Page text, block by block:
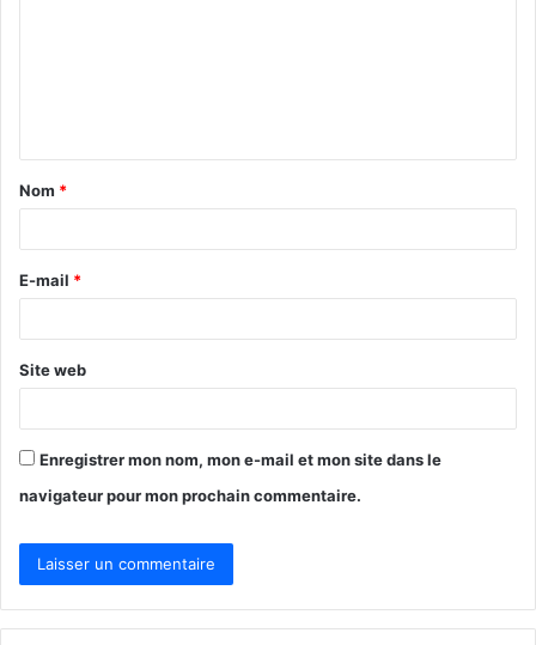
t
a
e
*
Nom *
E-mail *
Site web
Enregistrer mon nom, mon e-mail et mon site dans le
navigateur pour mon prochain commentaire.